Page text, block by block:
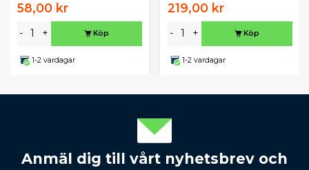
58,00 kr
- + Köp
1-2 vardagar
219,00 kr
- + Köp
1-2 vardagar
Anmäl dig till vårt nyhetsbrev och